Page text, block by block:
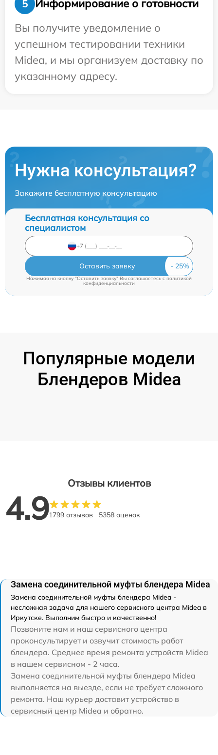
5
Информирование о готовности
Вы получите уведомление о
успешном тестировании техники
Midea, и мы организуем доставку по
указанному адресу.
Нужна консультация?
Закажите бесплатную консультацию
Бесплатная консультация со
специалистом
Оставить заявку
Нажимая на кнопку "Оставить заявку" Вы соглашаетесь cполитикой
конфиденциальности
Популярные модели
Блендеров Midea
Отзывы клиентов
4.91799 отзывов 5358 оценок
Замена соединительной муфты блендера Midea
Замена соединительной муфты блендера Midea -
несложная задача для нашего сервисного центра Midea в
Иркутске. Выполним быстро и качественно!
Позвоните нам и наш сервисного центра
проконсультирует и озвучит стоимость работ
блендера. Среднее время ремонта устройств Midea
в нашем сервисном - 2 часа.
Замена соединительной муфты блендера Midea
выполняется на выезде, если не требует сложного
ремонта. Наш курьер доставит устройство в
сервисный центр Midea и обратно.